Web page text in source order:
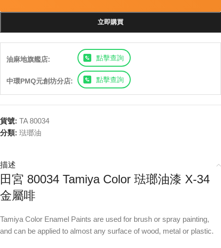
立即購買
油麻地旗艦店: 點擊查詢
中環PMQ元創坊分店: 點擊查詢
貨號: TA 80034
分類: 琺瑯油
描述
田宮 80034 Tamiya Color 琺瑯油漆 X-34
金屬啡
Tamiya Color Enamel Paints are used for brush or spray painting,
and can be applied to almost any surface of wood, metal or plastic.